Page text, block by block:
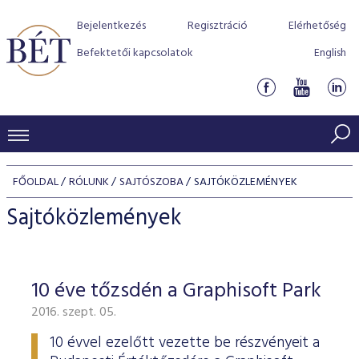
Bejelentkezés Regisztráció
Elérhetőség
Befektetői kapcsolatok
English
KERESKEDÉSI ADATOK
INDEXEK
Jelzáloglevél indexek
Azonnali Piac
Részvények
Származékos piac
BEFEKTETŐK
Részvény szekció
Hitelpapír szekció
BÉT szabályzatok
Befektetővédelem
Alkalmazott díjstruktúra
Elszámolás
Részvény és vállalati kötvény tőzsdei bevezetését
program
BÉT Xtend - Részvénypiac egyszerűen
TŐZSDETAGOK
Tőzsdetagok, üzletkötők
VENDOROK
FŐOLDAL RÓLUNK SAJTÓSZOBA SAJTÓKÖZLEMÉNYEK
Sajtóközlemények
10 éve tőzsdén a Graphisoft Park
2016. szept. 05.
10 évvel ezelőtt vezette be részvényeit a